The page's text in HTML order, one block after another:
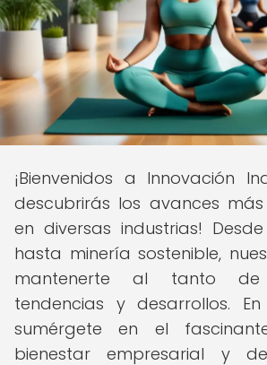
¡Bienvenidos a Innovación
descubrirás los avances
en diversas industrias!
hasta minería sostenible,
mantenerte al tanto
tendencias y desarrollos.
sumérgete en el
bienestar empresarial y